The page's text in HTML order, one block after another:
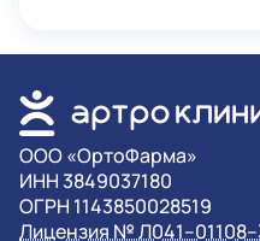
OOO «ОртоФарма»
ИНН 3849037180
ОГРН 1143850028519
Лицензия №